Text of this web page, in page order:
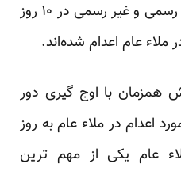
بدین ترتیب بر طبق آمار‌های رسمی و غیر رسمی در ۱۰ روز
همزمان با اوج گیری دور
اعدام در ملاء عام به روز
عام یکی از مهم ‌ترین